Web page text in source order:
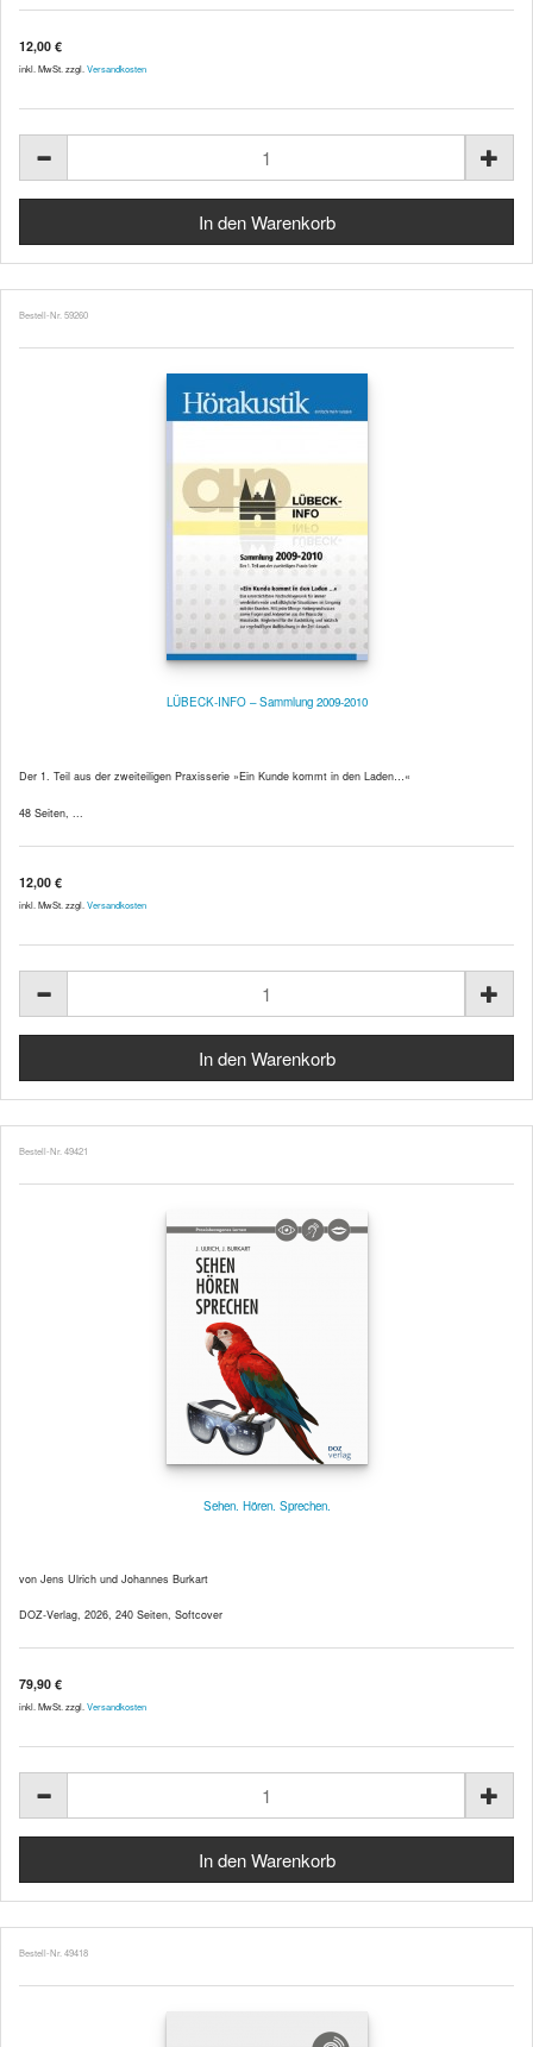
12,00 €
inkl. MwSt. zzgl. Versandkosten
Bestell-Nr. 59260
LÜBECK-INFO – Sammlung 2009-2010
Der 1. Teil aus der zweiteiligen Praxisserie »Ein Kunde kommt in den Laden…«
48 Seiten, ...
12,00 €
inkl. MwSt. zzgl. Versandkosten
Bestell-Nr. 49421
Sehen. Hören. Sprechen.
von Jens Ulrich und Johannes Burkart
DOZ-Verlag, 2026, 240 Seiten, Softcover
79,90 €
inkl. MwSt. zzgl. Versandkosten
Bestell-Nr. 49418